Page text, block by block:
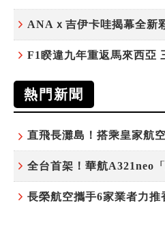
熱門新聞
直飛長灘島！搭乘皇家航
全台首架！華航A321neo
長榮航空攜手6家業者力推